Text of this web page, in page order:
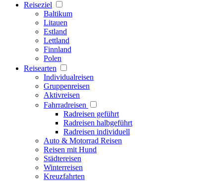
Reiseziel
Baltikum
Litauen
Estland
Lettland
Finnland
Polen
Reisearten
Individualreisen
Gruppenreisen
Aktivreisen
Fahrradreisen
Radreisen geführt
Radreisen halbgeführt
Radreisen individuell
Auto & Motorrad Reisen
Reisen mit Hund
Städtereisen
Winterreisen
Kreuzfahrten